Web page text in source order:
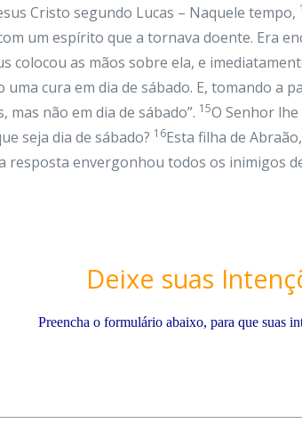
Cristo segundo Lucas – Naquele tempo,
um espírito que a tornava doente. Era
colocou as mãos sobre ela, e
cura em dia de sábado. E, tomando a
mas não em dia de sábado”. 15O Senhor
seja dia de sábado? 16Esta filha de
resposta envergonhou todos os inimigos
Deixe suas
Preencha o formulário abaixo, para que suas